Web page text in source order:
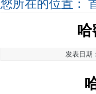
您所在的位置：
哈
发表日期